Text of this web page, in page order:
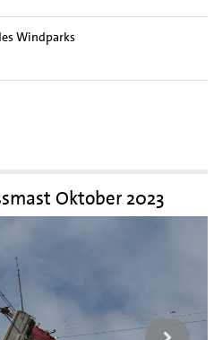
Windparks
Oktober 2023